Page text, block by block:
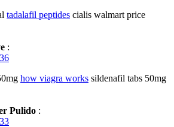
tadalafil peptides cialis walmart price
:
how viagra works sildenafil tabs 50mg
Pulido :